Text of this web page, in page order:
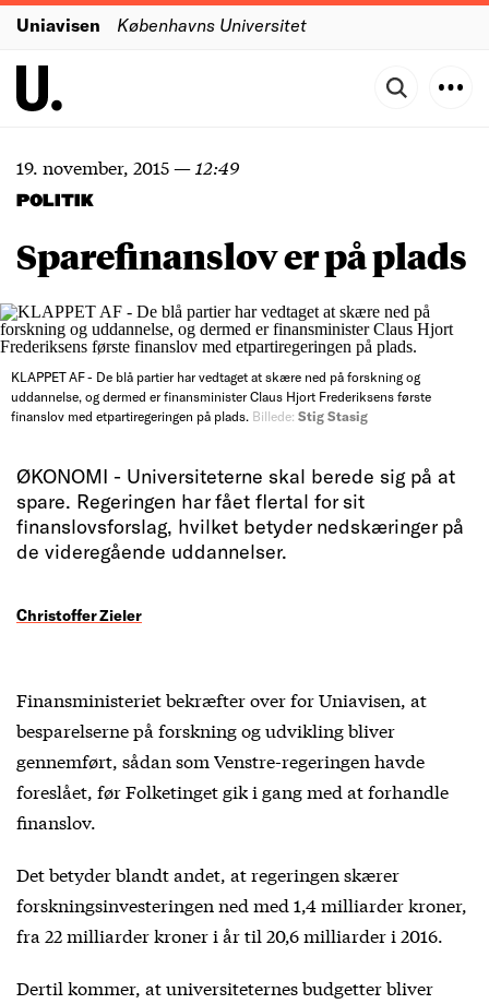
Uniavisen Københavns Universitet
19. november, 2015— 12:49
POLITIK
Sparefinanslov er på plads
KLAPPET AF - De blå partier har vedtaget at skære ned på forskning og
uddannelse, og dermed er finansminister Claus Hjort Frederiksens første
finanslov med etpartiregeringen på plads. Billede: Stig Stasig
ØKONOMI - Universiteterne skal berede sig på at
spare. Regeringen har fået flertal for sit
finanslovsforslag, hvilket betyder nedskæringer på
de videregående uddannelser.
Christoffer Zieler
Finansministeriet bekræfter over for Uniavisen, at
besparelserne på forskning og udvikling bliver
gennemført, sådan som Venstre-regeringen havde
foreslået, før Folketinget gik i gang med at forhandle
finanslov.
Det betyder blandt andet, at regeringen skærer
forskningsinvesteringen ned med 1,4 milliarder kroner,
fra 22 milliarder kroner i år til 20,6 milliarder i 2016.
Dertil kommer, at universiteternes budgetter bliver